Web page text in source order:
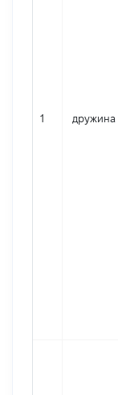
1 дружина